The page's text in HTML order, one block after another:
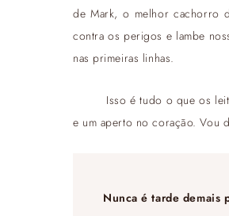
de Mark, o melhor cachorro
contra os perigos e lambe
nas primeiras linhas.
Isso é tudo o que os
e um aperto no coração. Vou
Nunca é tarde demais